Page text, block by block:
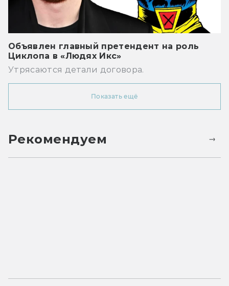
Объявлен главный претендент на роль
Циклопа в «Людях Икс»
Утрясаются детали договора.
Показать ещё
Рекомендуем